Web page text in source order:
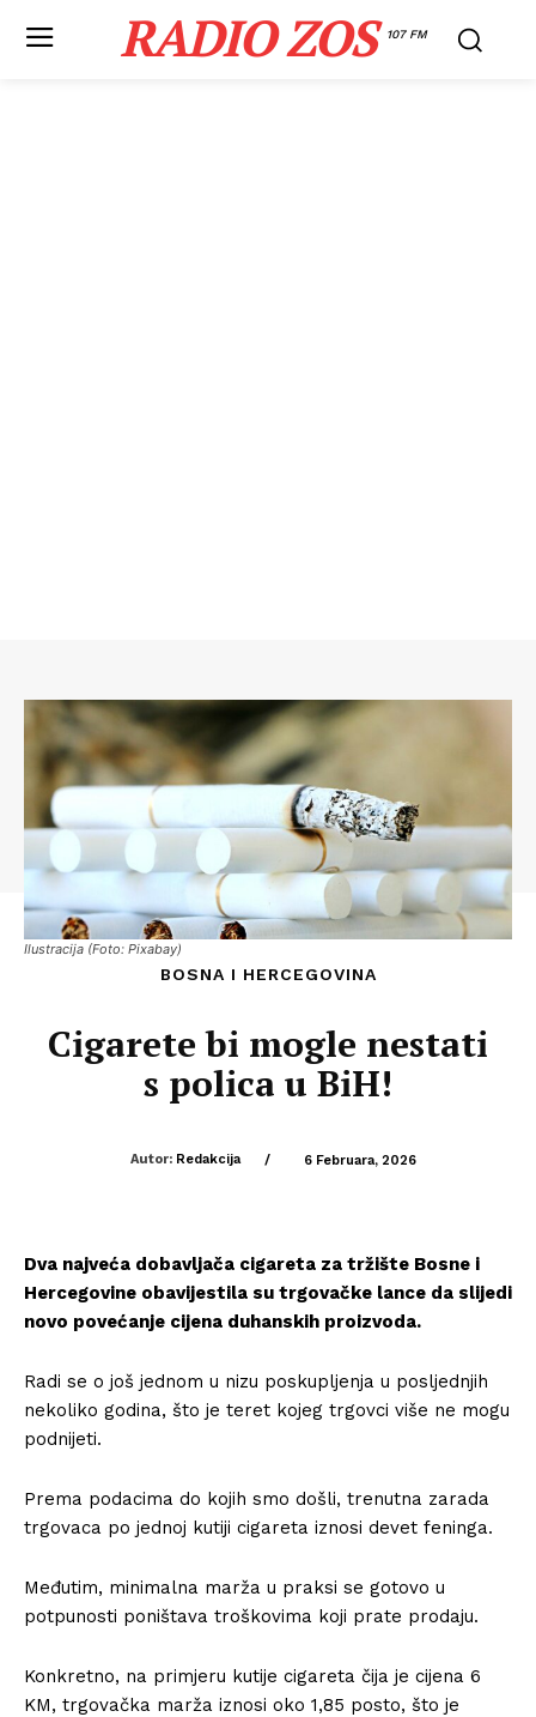
RADIO ZOS 107 FM
Ilustracija (Foto: Pixabay)
BOSNA I HERCEGOVINA
Cigarete bi mogle nestati
s polica u BiH!
Autor: Redakcija / 6 Februara, 2026
Dva najveća dobavljača cigareta za tržište Bosne i
Hercegovine obavijestila su trgovačke lance da slijedi
novo povećanje cijena duhanskih proizvoda.
Radi se o još jednom u nizu poskupljenja u posljednjih
nekoliko godina, što je teret kojeg trgovci više ne mogu
podnijeti.
Prema podacima do kojih smo došli, trenutna zarada
trgovaca po jednoj kutiji cigareta iznosi devet feninga.
Međutim, minimalna marža u praksi se gotovo u
potpunosti poništava troškovima koji prate prodaju.
Konkretno, na primjeru kutije cigareta čija je cijena 6
KM, trgovačka marža iznosi oko 1,85 posto, što je